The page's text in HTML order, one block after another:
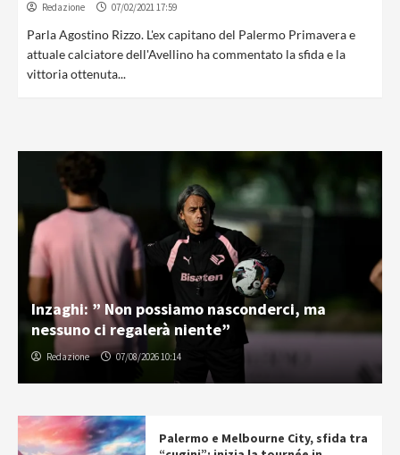
Redazione 07/02/2021 17:59
Parla Agostino Rizzo. L'ex capitano del Palermo Primavera e
attuale calciatore dell'Avellino ha commentato la sfida e la
vittoria ottenuta...
Inzaghi: ” Non possiamo nasconderci, ma
nessuno ci regalerà niente”
Redazione 07/08/2026 10:14
Palermo e Melbourne City, sfida tra